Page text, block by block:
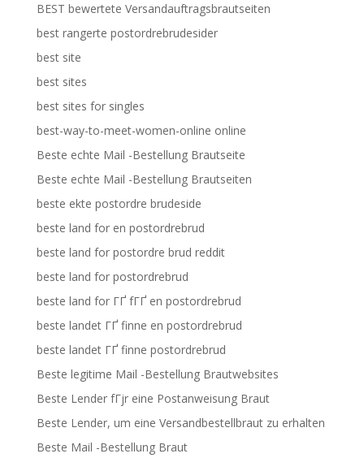
BEST bewertete Versandauftragsbrautseiten
best rangerte postordrebrudesider
best site
best sites
best sites for singles
best-way-to-meet-women-online online
Beste echte Mail -Bestellung Brautseite
Beste echte Mail -Bestellung Brautseiten
beste ekte postordre brudeside
beste land for en postordrebrud
beste land for postordre brud reddit
beste land for postordrebrud
beste land for ГҐ fГҐ en postordrebrud
beste landet ГҐ finne en postordrebrud
beste landet ГҐ finne postordrebrud
Beste legitime Mail -Bestellung Brautwebsites
Beste Lender fГјr eine Postanweisung Braut
Beste Lender, um eine Versandbestellbraut zu erhalten
Beste Mail -Bestellung Braut